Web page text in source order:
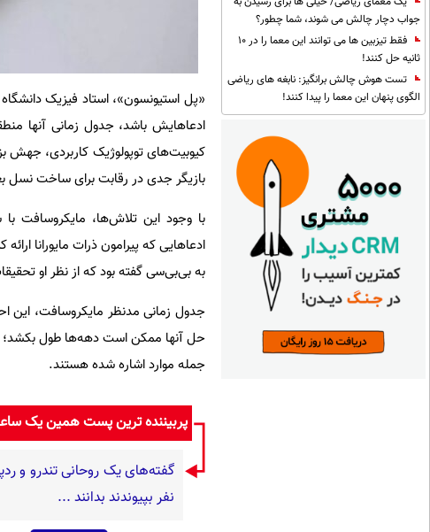
جواب دچار چالش می شوند، شما چطور؟
فقط تیزبین ها می توانند این معما را در 10
ثانیه حل کنند!
تست هوش چالش برانگیز: نابغه های ریاضی
الگوی پنهان این معما را پیدا کنند!
ادعاهایش باشد، جدول زمانی آنها
کیوبیت‌های توپولوژیک کاربردی، جهش
بازیگر جدی در رقابت برای ساخت نسل
با وجود این تلاش‌ها، مایکروسافت
ادعاهایی که پیرامون ذرات مایورانا
به بی‌بی‌سی گفته بود که از نظر او
جدول زمانی مدنظر مایکروسافت، این
حل آنها ممکن است دهه‌ها طول بکشد؛
جمله موارد اشاره شده هستند.
پربیننده ترین پست همین یک
نفر بپیوندند بدانند ...